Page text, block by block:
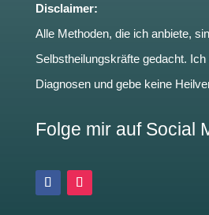
Disclaimer:
Alle Methoden, die ich anbiete,
Selbstheilungskräfte gedacht.
Diagnosen und gebe keine
Folge mir auf Social